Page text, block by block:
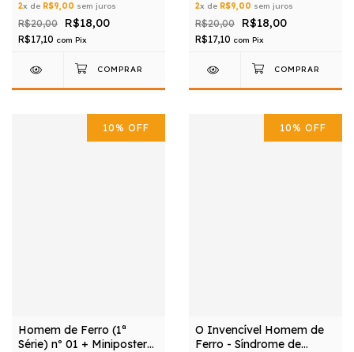
2x de R$9,00 sem juros
R$20,00 R$18,00
R$17,10 com Pix
2x de R$9,00 sem juros
R$20,00 R$18,00
R$17,10 com Pix
10% OFF
Homem de Ferro (1ª
Série) nº 01 + Miniposter
10% OFF
O Invencível Homem de
Ferro - Síndrome de